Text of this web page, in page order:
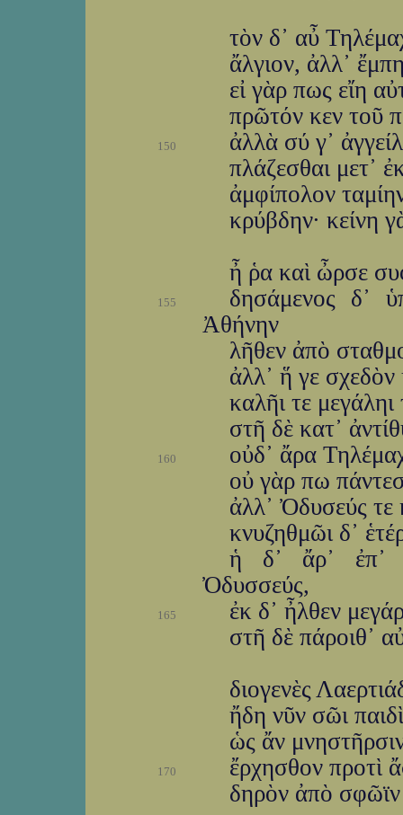
τὸν δ᾽ αὖ
ἄλγιον, ἀλλ᾽
εἰ γὰρ πως εἴη
πρῶτόν κεν τοῦ
150
ἀλλὰ σύ γ᾽
πλάζεσθαι μετ᾽
ἀμφίπολον
κρύβδην· κείνη
ἦ ῥα καὶ ὦρσε
155
δησάμενος δ᾽
Ἀθήνην
λῆθεν ἀπὸ
ἀλλ᾽ ἥ γε σχεδὸν
καλῆι τε μεγάληι
στῆ δὲ κατ᾽
160
οὐδ᾽ ἄρα
οὐ γὰρ πω
ἀλλ᾽ Ὀδυσεύς τε
κνυζηθμῶι δ᾽
ἡ δ᾽ ἄρ᾽ ἐπ᾽
Ὀδυσσεύς,
165
ἐκ δ᾽ ἦλθεν
στῆ δὲ πάροιθ᾽
διογενὲς
ἤδη νῦν σῶι
ὡς ἄν
170
ἔρχησθον προτὶ
δηρὸν ἀπὸ σφῶϊν